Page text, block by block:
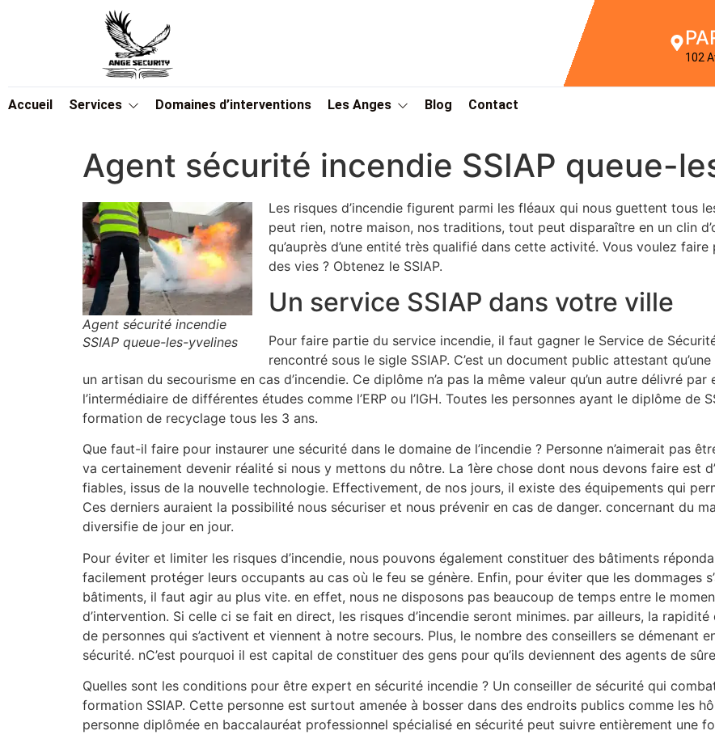
102
Accueil Services Domaines d’interventions Les Anges Blog Contact
Agent sécurité incendie SSIAP queue-
Agent sécurité incendie
SSIAP queue-les-yvelines
Les risques d’incendie figurent parmi les fléaux qui nous guettent tous
peut rien, notre maison, nos traditions, tout peut disparaître en un clin
qu’auprès d’une entité très qualifié dans cette activité. Vous voulez
des vies ? Obtenez le SSIAP.
Un service SSIAP dans votre ville
Pour faire partie du service incendie, il faut gagner le Service de
rencontré sous le sigle SSIAP. C’est un document public attestant
un artisan du secourisme en cas d’incendie. Ce diplôme n’a pas la même valeur qu’un autre délivré
l’intermédiaire de différentes études comme l’ERP ou l’IGH. Toutes les personnes ayant le diplôme de
formation de recyclage tous les 3 ans.
Que faut-il faire pour instaurer une sécurité dans le domaine de l’incendie ? Personne n’aimerait pas
va certainement devenir réalité si nous y mettons du nôtre. La 1ère chose dont nous devons faire est
fiables, issus de la nouvelle technologie. Effectivement, de nos jours, il existe des équipements qui
Ces derniers auraient la possibilité nous sécuriser et nous prévenir en cas de danger. concernant du
diversifie de jour en jour.
Pour éviter et limiter les risques d’incendie, nous pouvons également constituer des bâtiments
facilement protéger leurs occupants au cas où le feu se génère. Enfin, pour éviter que les dommages
bâtiments, il faut agir au plus vite. en effet, nous ne disposons pas beaucoup de temps entre le
d’intervention. Si celle ci se fait en direct, les risques d’incendie seront minimes. par ailleurs, la
de personnes qui s’activent et viennent à notre secours. Plus, le nombre des conseillers se démenant
sécurité. nC’est pourquoi il est capital de constituer des gens pour qu’ils deviennent des agents de
Quelles sont les conditions pour être expert en sécurité incendie ? Un conseiller de sécurité qui
formation SSIAP. Cette personne est surtout amenée à bosser dans des endroits publics comme les
personne diplômée en baccalauréat professionnel spécialisé en sécurité peut suivre entièrement une